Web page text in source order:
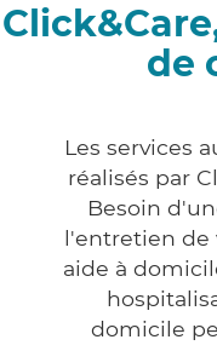
de
Les services
réalisés par
Besoin
l'entretien de
aide à
domicile